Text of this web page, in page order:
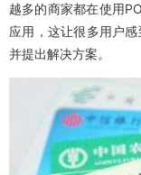
越多的商家都在使用
应用，这让很多用户
并提出解决方案。